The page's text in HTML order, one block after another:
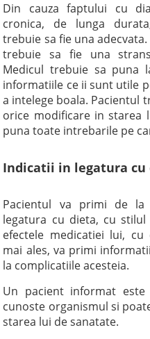
Din cauza faptului cu
cronica, de lunga
trebuie sa fie una
trebuie sa fie una
Medicul trebuie sa puna
informatiile ce ii sunt utile
a intelege boala. Pacientul
orice modificare in starea
puna toate intrebarile pe
Indicatii in legatura cu
Pacientul va primi de
legatura cu dieta, cu
efectele medicatiei lui,
mai ales, va primi
la complicatiile acesteia.
Un pacient informat
cunoste organismul si
starea lui de sanatate.